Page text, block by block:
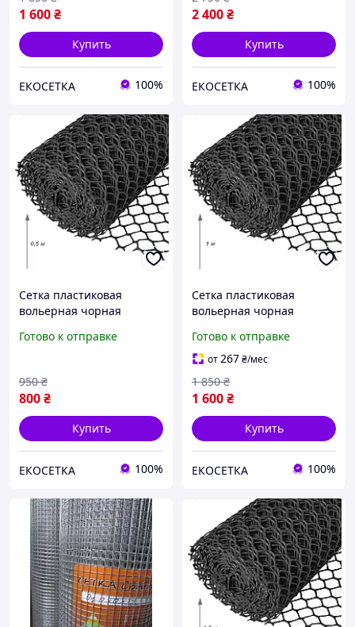
1 600₴
Купить
ЕКОСЕТКА 100%
2 400₴
Купить
ЕКОСЕТКА 100%
Сетка пластиковая
вольерная чорная
0,50м/30,00м
Готово к отправке
800₴
950 ₴
Купить
ЕКОСЕТКА 100%
Сетка пластиковая
вольерная чорная
1,00м/30,00м
Готово к отправке
от267₴/мес
1 600₴
1 850 ₴
Купить
ЕКОСЕТКА 100%